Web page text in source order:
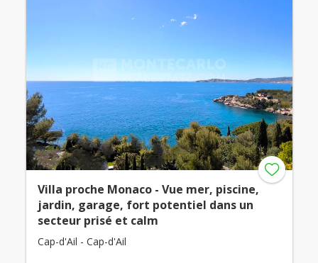
Villa proche Monaco - Vue mer, piscine,
jardin, garage, fort potentiel dans un
secteur prisé et calm
Cap-d'Ail - Cap-d'Ail